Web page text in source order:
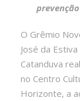
O Grêmio
José da
Catanduva
no Centro
Horizonte, a